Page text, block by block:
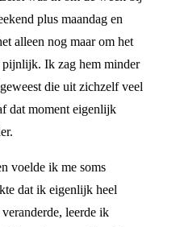
plus maandag en
alleen nog maar om het
Ik zag hem minder
die uit zichzelf veel
dat moment eigenlijk
voelde ik me soms
dat ik eigenlijk heel
leerde ik